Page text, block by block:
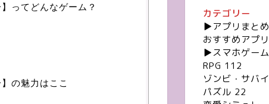
ってどんなゲーム？
の魅力はここ
カテゴリー
▶︎アプリまと
おすすめアプ
▶︎スマホゲー
RPG 112
ゾンビ・サバ
パズル 22